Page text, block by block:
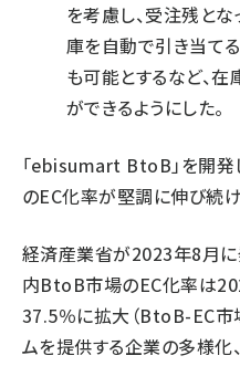
を考慮し、受注残と
庫を自動で引き当て
も可能とするなど、
ができるようにした。
「ebisumart BtoB」を開
のEC化率が堅調に伸び続
経済産業省が2023年8月に
内BtoB市場のEC化率は
37.5％に拡大（BtoB-EC市
ムを提供する企業の多様化